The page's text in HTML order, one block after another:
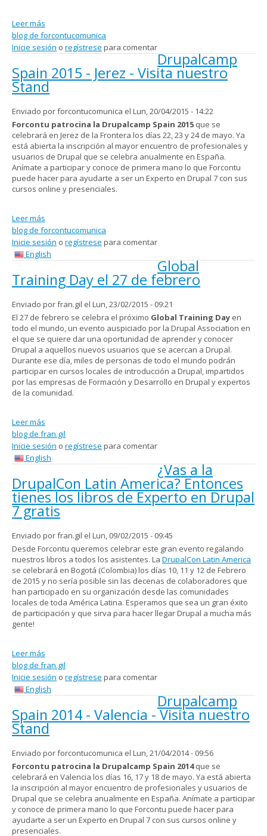
Leer más
blog de forcontucomunica
Inicie sesión o regístrese para comentar
Drupalcamp
Spain 2015 - Jerez - Visita nuestro
Stand
Enviado porforcontucomunica el Lun, 20/04/2015 - 14:22
Forcontu patrocina la Drupalcamp Spain 2015 que se
celebrará en Jerez de la Frontera los días 22, 23 y 24 de mayo. Ya
está abierta la inscripción al mayor encuentro de profesionales y
usuarios de Drupal que se celebra anualmente en España.
Anímate a participar y conoce de primera mano lo que Forcontu
puede hacer para ayudarte a ser un Experto en Drupal 7 con sus
cursos online y presenciales.
Leer más
blog de forcontucomunica
Inicie sesión o regístrese para comentar
English
Global
Training Day el 27 de febrero
Enviado porfran.gil el Lun, 23/02/2015 - 09:21
El 27 de febrero se celebra el próximo Global Training Day en
todo el mundo, un evento auspiciado por la Drupal Association en
el que se quiere dar una oportunidad de aprender y conocer
Drupal a aquellos nuevos usuarios que se acercan a Drupal.
Durante ese día, miles de personas de todo el mundo podrán
participar en cursos locales de introducción a Drupal, impartidos
por las empresas de Formación y Desarrollo en Drupal y expertos
de la comunidad.
Leer más
blog de fran.gil
Inicie sesión o regístrese para comentar
English
¿Vas a la
DrupalCon Latin America? Entonces
tienes los libros de Experto en Drupal
7 gratis
Enviado porfran.gil el Lun, 09/02/2015 - 09:45
Desde Forcontu queremos celebrar este gran evento regalando
nuestros libros a todos los asistentes. La DrupalCon Latin America
se celebrará en Bogotá (Colombia) los días 10, 11 y 12 de Febrero
de 2015 y no sería posible sin las decenas de colaboradores que
han participado en su organización desde las comunidades
locales de toda América Latina. Esperamos que sea un gran éxito
de participación y que sirva para hacer llegar Drupal a mucha más
gente!
Leer más
libros de Experto en Drupal 7 gratis
blog de fran.gil
Inicie sesión o regístrese para comentar
English
Drupalcamp
Spain 2014 - Valencia - Visita nuestro
Stand
Enviado porforcontucomunica el Lun, 21/04/2014 - 09:56
Forcontu patrocina la Drupalcamp Spain 2014que se
celebrará en Valencia los días 16, 17 y 18 de mayo. Ya está abierta
la inscripción al mayor encuentro de profesionales y usuarios de
Drupal que se celebra anualmente en España. Anímate a participar
y conoce de primera mano lo que Forcontu puede hacer para
ayudarte a ser un Experto en Drupal 7 con sus cursos online y
presenciales.